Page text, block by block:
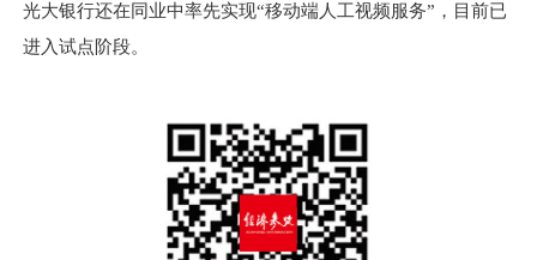
光大银行还在同业中率先实现“移动端人工视频服务”，目前已
进入试点阶段。